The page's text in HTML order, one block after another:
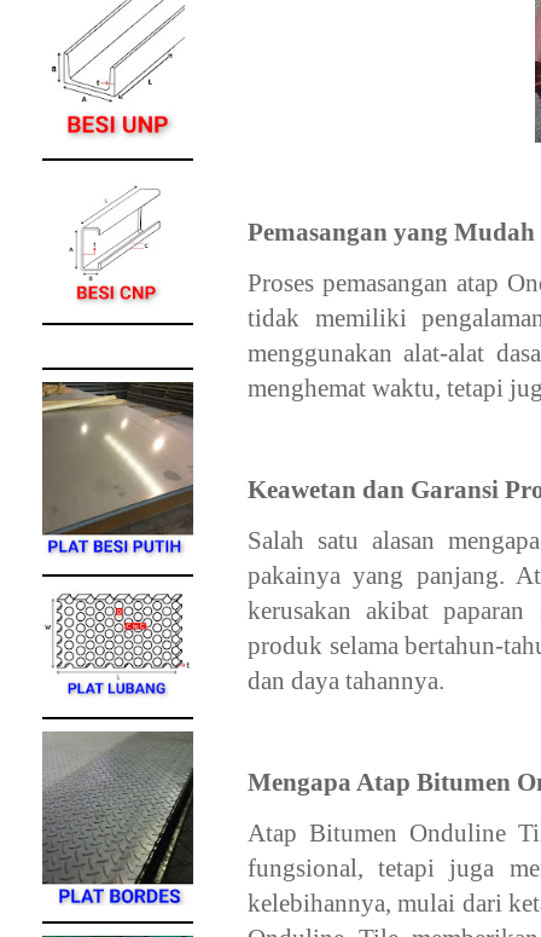
Pemasangan yang
Proses pemasangan atap
tidak memiliki
menggunakan alat-alat
menghemat waktu, tetapi
Keawetan dan Garansi
Salah satu alasan
pakainya yang panjang.
kerusakan akibat
produk selama bertahun-
dan daya tahannya.
Mengapa Atap Bitumen
Atap Bitumen Onduline
fungsional, tetapi juga
kelebihannya, mulai dari